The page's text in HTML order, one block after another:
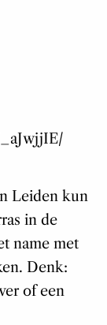
Leiden kun
in de
name met
Denk:
of een